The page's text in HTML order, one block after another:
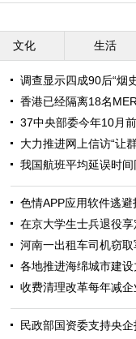
文化 生活
调查显示四成90后“烟
香港已经隔离18名
37中央部委今年10月
大力推进网上信访“让
我国航班平均延误时
色情APP应用软件逃避
在京大学生士兵退役
河南一出租车司机窃
各地推进海绵城市建
收费清理改革每年减
民政部国资委支持央